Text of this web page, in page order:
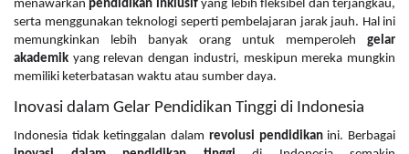
menawarkan pendidikan inklusifyang lebih fleksibel dan terjangkau,
serta menggunakan teknologi seperti pembelajaran jarak jauh. Hal ini
memungkinkan lebih banyak orang untuk memperoleh gelar
akademik yang relevan dengan industri, meskipun mereka mungkin
memiliki keterbatasan waktu atau sumber daya.
Inovasi dalam Gelar Pendidikan Tinggi di Indonesia
Indonesia tidak ketinggalan dalam revolusi pendidikanini. Berbagai